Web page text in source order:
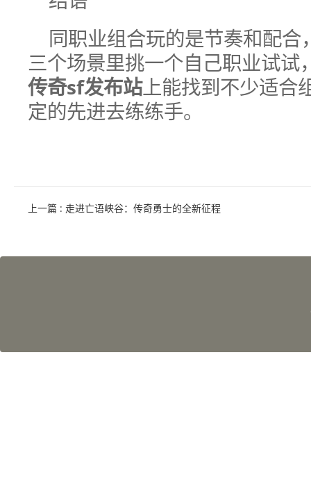
同职业组合玩的是节奏和配
三个场景里挑一个自己职业试试
传奇sf发布站上能找到不少适合
定的先进去练练手。
上一篇 : 走进亡语峡谷：传奇勇士的全新征程